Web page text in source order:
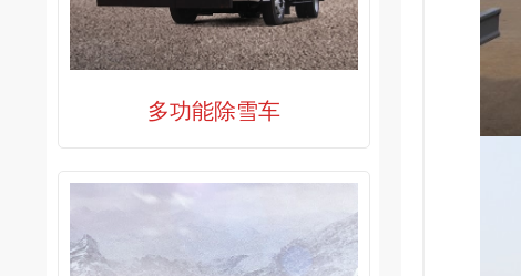
多功能除雪车